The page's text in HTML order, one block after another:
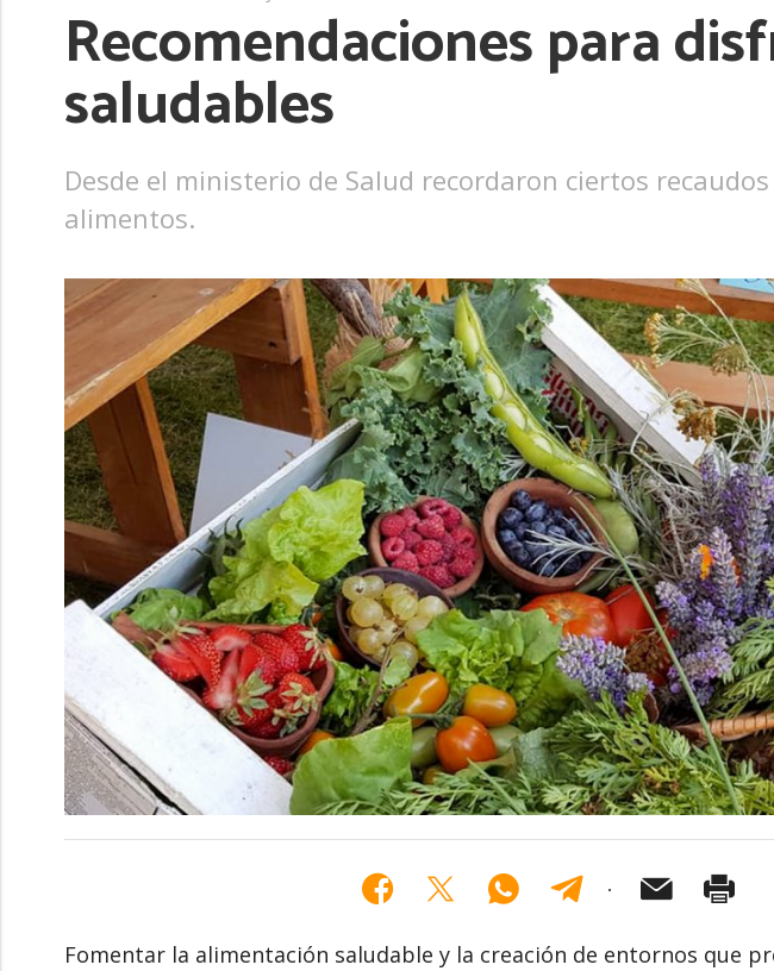
Ver más
Recomendaciones para
saludables
Desde el ministerio de Salud recordaron ciertos
alimentos.
Fomentar la alimentación saludable y la creación de entornos que